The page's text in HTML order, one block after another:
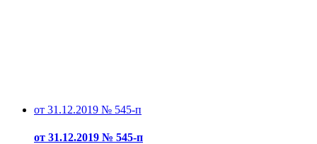
от 31.12.2019 № 545-п
от 31.12.2019 № 545-п